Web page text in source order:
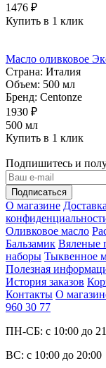
1476 ₽
Купить в 1 клик
Масло оливковое
Страна: Италия
Объем: 500 мл
Бренд: Centonze
1930 ₽
500 мл
Купить в 1 клик
Подпишитесь и
О магазине
Оливковое масло
Бальзамик Вяленые
наборы Тыквенное
Полезная
История заказов
Контакты О
960 30 77
ПН-СБ: с 10:00 до
ВС: с 10:00 до 20:00